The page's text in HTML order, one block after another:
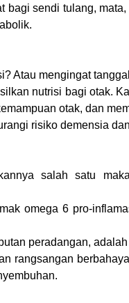
bagi sendi tulang,
Atau mengingat
nutrisi bagi otak.
otak, dan
risiko demensia
salah satu
omega 6 pro-
peradangan,
rangsangan